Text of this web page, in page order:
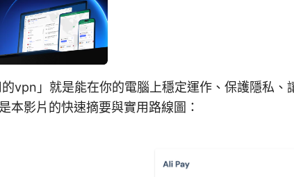
vpn」就是能在你的電腦上穩定運作、保護隱私、
本影片的快速摘要與實用路線圖：